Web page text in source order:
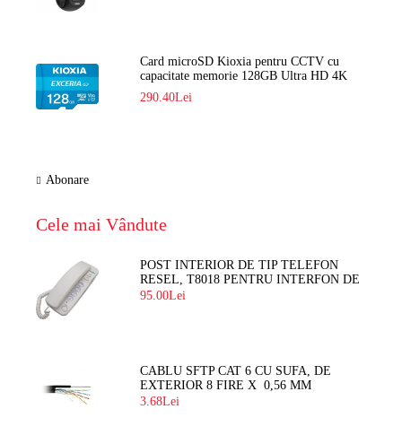
Card microSD Kioxia pentru CCTV cu
capacitate memorie 128GB Ultra HD 4K
LMEX2L128GG2
290.40Lei
Abonare
Cele mai Vândute
POST INTERIOR DE TIP TELEFON
RESEL, T8018 PENTRU INTERFON DE
BLOC
95.00Lei
CABLU SFTP CAT 6 CU SUFA, DE
EXTERIOR 8 FIRE X 0,56 MM
3.68Lei